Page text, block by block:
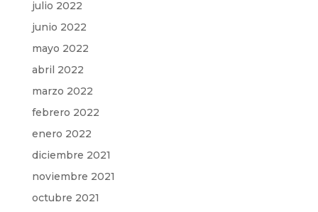
julio 2022
junio 2022
mayo 2022
abril 2022
marzo 2022
febrero 2022
enero 2022
diciembre 2021
noviembre 2021
octubre 2021